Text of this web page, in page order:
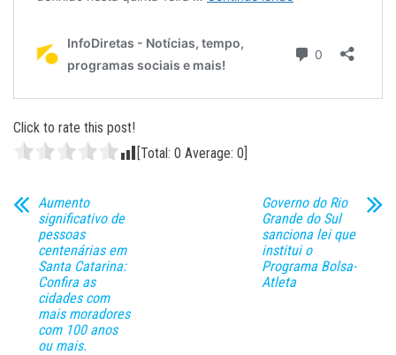
Click to rate this post!
[Total: 0 Average: 0]
Aumento
significativo de
pessoas
centenárias em
Santa Catarina:
Confira as
cidades com
mais moradores
com 100 anos
ou mais.
Governo do Rio
Grande do Sul
sanciona lei que
institui o
Programa Bolsa-
Atleta